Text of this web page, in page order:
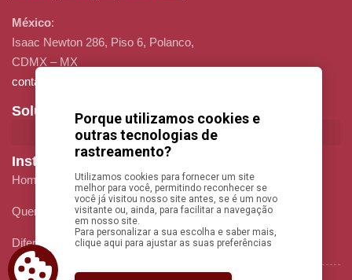
México:
Isaac Newton 286, Piso 6, Polanco,
CDMX – MX
contato@evokepesquisas.com.br
Soluções
Institucional
Home
Quem Somos
Diferenciais
Contato
Porque utilizamos cookies e
outras tecnologias de
rastreamento?
Utilizamos cookies para fornecer um site
melhor para você, permitindo reconhecer se
você já visitou nosso site antes, se é um novo
visitante ou, ainda, para facilitar a navegação
em nosso site.
Para personalizar a sua escolha e saber mais,
clique aqui para ajustar as suas preferências